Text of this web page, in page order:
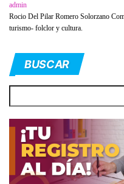
admin
Rocio Del Pilar Romero Solorzano
turismo- folclor y cultura.
BUSCAR